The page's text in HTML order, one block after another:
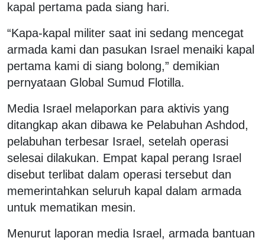
kapal pertama pada siang hari.
“Kapa-kapal militer saat ini sedang mencegat
armada kami dan pasukan Israel menaiki kapal
pertama kami di siang bolong,” demikian
pernyataan Global Sumud Flotilla.
Media Israel melaporkan para aktivis yang
ditangkap akan dibawa ke Pelabuhan Ashdod,
pelabuhan terbesar Israel, setelah operasi
selesai dilakukan. Empat kapal perang Israel
disebut terlibat dalam operasi tersebut dan
memerintahkan seluruh kapal dalam armada
untuk mematikan mesin.
Menurut laporan media Israel, armada bantuan